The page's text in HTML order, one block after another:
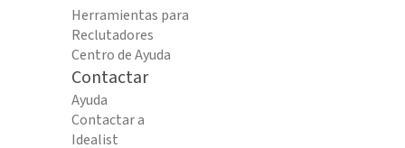
Herramientas para
Reclutadores
Centro de Ayuda
Contactar
Ayuda
Contactar a
Idealist